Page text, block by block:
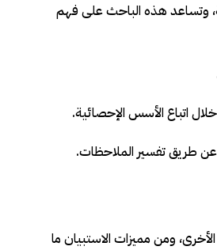
وتساعد هذه الباحث على فهم
اتباع الأسس الإحصائية.
عن طريق تفسير الملاحظات.
ومن مميزات الاستبيان ما